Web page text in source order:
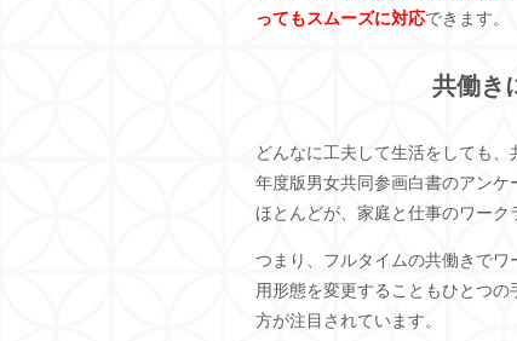
ってもスムーズに対応できます。
共働き
どんなに工夫して生活をしても
年度版男女共同参画白書のアン
ほとんどが、家庭と仕事のワーク
つまり、フルタイムの共働きで
用形態を変更することもひとつ
方が注目されています。